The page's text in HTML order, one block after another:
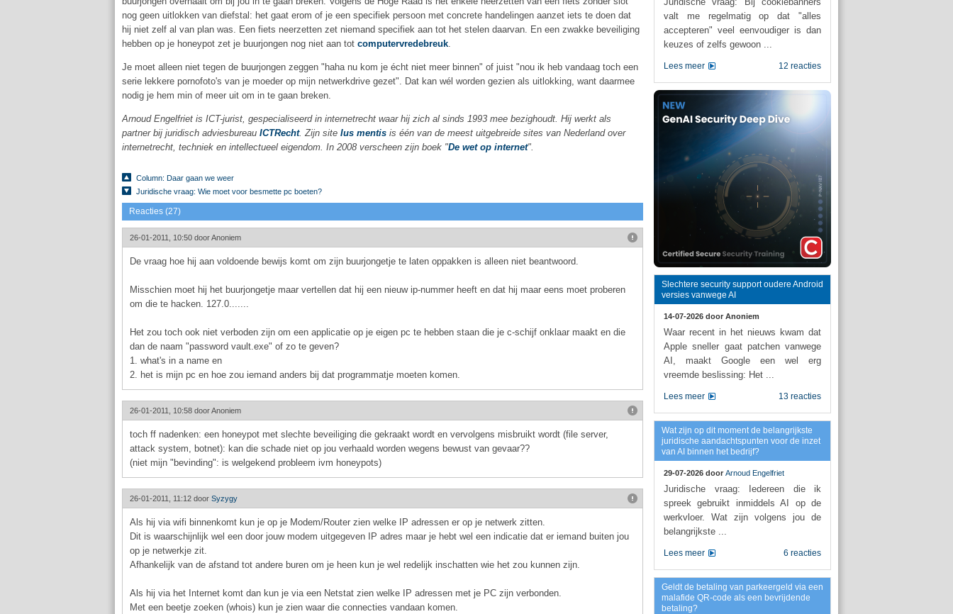
nog geen uitlokken van diefstal: het gaat erom of je een specifiek persoon met concrete handelingen aanzet iets te doen dat
hij niet zelf al van plan was. Een fiets neerzetten zet niemand specifiek aan tot het stelen daarvan. En een zwakke beveiliging
hebben op je honeypot zet je buurjongen nog niet aan tot computervredebreuk.
Je moet alleen niet tegen de buurjongen zeggen "haha nu kom je écht niet meer binnen" of juist "nou ik heb vandaag toch een
serie lekkere pornofoto's van je moeder op mijn netwerkdrive gezet". Dat kan wél worden gezien als uitlokking, want daarmee
nodig je hem min of meer uit om in te gaan breken.
Arnoud Engelfriet is ICT-jurist, gespecialiseerd in internetrecht waar hij zich al sinds 1993 mee bezighoudt. Hij werkt als
partner bij juridisch adviesbureau ICTRecht. Zijn site Ius mentis is één van de meest uitgebreide sites van Nederland over
internetrecht, techniek en intellectueel eigendom. In 2008 verscheen zijn boek "De wet op internet".
Column: Daar gaan we weer
Juridische vraag: Wie moet voor besmette pc boeten?
Reacties (27)
26-01-2011, 10:50 doorAnoniem
De vraag hoe hij aan voldoende bewijs komt om zijn buurjongetje te laten oppakken is alleen niet beantwoord.
Misschien moet hij het buurjongetje maar vertellen dat hij een nieuw ip-nummer heeft en dat hij maar eens moet proberen
om die te hacken. 127.0.......
Het zou toch ook niet verboden zijn om een applicatie op je eigen pc te hebben staan die je c-schijf onklaar maakt en die
dan de naam "password vault.exe" of zo te geven?
1. what's in a name en
2. het is mijn pc en hoe zou iemand anders bij dat programmatje moeten komen.
26-01-2011, 10:58 doorAnoniem
toch ff nadenken: een honeypot met slechte beveiliging die gekraakt wordt en vervolgens misbruikt wordt (file server,
attack system, botnet): kan die schade niet op jou verhaald worden wegens bewust van gevaar??
(niet mijn "bevinding": is welgekend probleem ivm honeypots)
26-01-2011, 11:12 door Syzygy
Als hij via wifi binnenkomt kun je op je Modem/Router zien welke IP adressen er op je netwerk zitten.
Dit is waarschijnlijk wel een door jouw modem uitgegeven IP adres maar je hebt wel een indicatie dat er iemand buiten jou
op je netwerkje zit.
Afhankelijk van de afstand tot andere buren om je heen kun je wel redelijk inschatten wie het zou kunnen zijn.
Als hij via het Internet komt dan kun je via een Netstat zien welke IP adressen met je PC zijn verbonden.
Met een beetje zoeken (whois) kun je zien waar die connecties vandaan komen.
valt me regelmatig op dat "alles
accepteren" veel eenvoudiger is dan
keuzes of zelfs gewoon ...
12 reacties
Lees meer
Slechtere security support oudere Android
versies vanwege AI
14-07-2026 door Anoniem
Waar recent in het nieuws kwam dat
Apple sneller gaat patchen vanwege
AI, maakt Google een wel erg
vreemde beslissing: Het ...
13 reacties
Lees meer
Wat zijn op dit moment de belangrijkste
juridische aandachtspunten voor de inzet
van AI binnen het bedrijf?
29-07-2026 door Arnoud Engelfriet
Juridische vraag: Iedereen die ik
spreek gebruikt inmiddels AI op de
werkvloer. Wat zijn volgens jou de
belangrijkste ...
6 reacties
Lees meer
Geldt de betaling van parkeergeld via een
malafide QR-code als een bevrijdende
betaling?